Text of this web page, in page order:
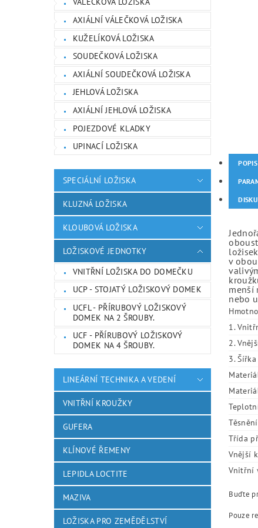
AXIÁLNÍ VÁLEČKOVÁ LOŽISKA
KUŽELÍKOVÁ LOŽISKA
SOUDEČKOVÁ LOŽISKA
AXIÁLNÍ SOUDEČKOVÁ LOŽISKA
JEHLOVÁ LOŽISKA
AXIÁLNÍ JEHLOVÁ LOŽISKA
POJEZDOVÉ KLADKY
UPINACÍ LOŽISKA
SPECIÁLNÍ LOŽISKA
KLUZNÁ LOŽISKA
KLOUBOVÁ LOŽISKA
LOŽISKOVÉ JEDNOTKY
VNITŘNÍ LOŽISKA DO DOMEČKU
UCP - STOJATÝ LOŽISKOVÝ DOMEK
UCFL - PŘÍRUBOVÝ LOŽISKOVÝ
DOMEK NA 2 ŠROUBY.
UCF - PŘÍRUBOVÝ LOŽISKOVÝ
DOMEK NA 4 ŠROUBY.
LINEÁRNÍ TECHNIKA A VEDENÍ
VNITŘNÍ KROUŽKY
GUFERA
KLÍNOVÉ ŘEMENY
LEPIDLA LOCTITE
MAZIVA
LOŽISKA PRO ZEMĚDĚLSTVÍ
POPIS
v
menší
nebo
1.
2.
3.
Třída
Vnější
Vnitřní
Buďte
Pouze